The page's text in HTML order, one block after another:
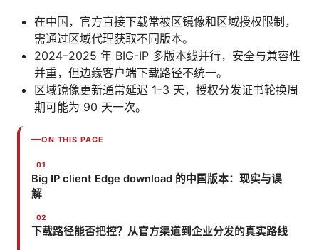
在中国，官方直接下载常被区镜像和区域授权限制，
需通过区域代理获取不同版本。
2024–2025 年 BIG-IP 多版本线并行，安全与兼容性
并重，但边缘客户端下载路径不统一。
区域镜像更新通常延迟 1–3 天，授权分发证书轮换周
期可能为 90 天一次。
ON THIS PAGE
Big IP client Edge download 的中国版本：现实与误
解
下载路径能否把控？从官方渠道到企业分发的真实路线